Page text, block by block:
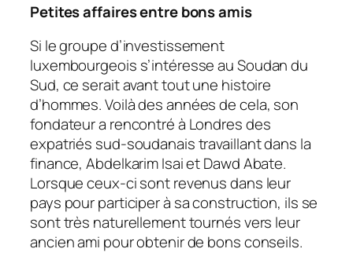
Petites affaires entre bons amis
Si le groupe d’investissement
luxembourgeois s’intéresse au Soudan du
Sud, ce serait avant tout une histoire
d’hommes. Voilà des années de cela, son
fondateur a rencontré à Londres des
expatriés sud-soudanais travaillant dans la
finance, Abdelkarim Isai et Dawd Abate.
Lorsque ceux-ci sont revenus dans leur
pays pour participer à sa construction, ils se
sont très naturellement tournés vers leur
ancien ami pour obtenir de bons conseils.